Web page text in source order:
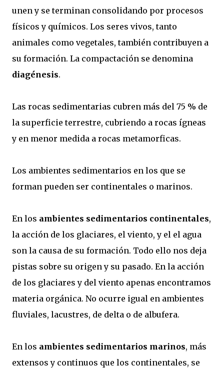
unen y se terminan consolidando por procesos
físicos y químicos. Los seres vivos, tanto
animales como vegetales, también contribuyen a
su formación. La compactación se denomina
diagénesis.
Las rocas sedimentarias cubren más del 75 % de
la superficie terrestre, cubriendo a rocas ígneas
y en menor medida a rocas metamorficas.
Los ambientes sedimentarios en los que se
forman pueden ser continentales o marinos.
En los ambientes sedimentarios continentales,
la acción de los glaciares, el viento, y el el agua
son la causa de su formación. Todo ello nos deja
pistas sobre su origen y su pasado. En la acción
de los glaciares y del viento apenas encontramos
materia orgánica. No ocurre igual en ambientes
fluviales, lacustres, de delta o de albufera.
En los ambientes sedimentarios marinos, más
extensos y continuos que los continentales, se